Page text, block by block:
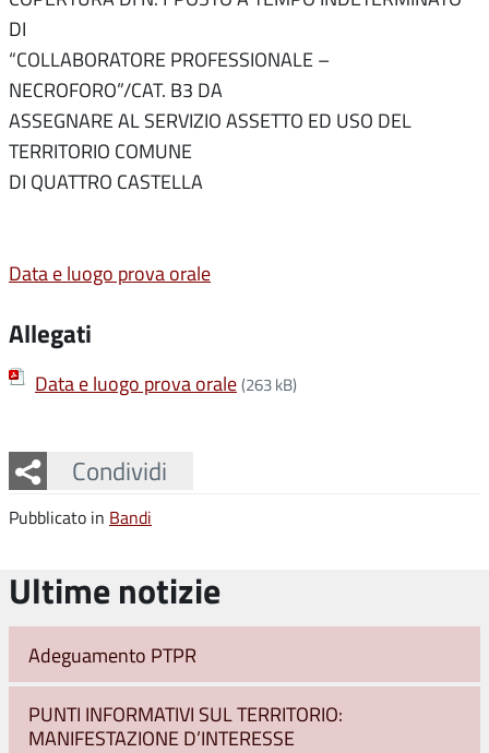
DI
“COLLABORATORE PROFESSIONALE –
NECROFORO”/CAT. B3 DA
ASSEGNARE AL SERVIZIO ASSETTO ED USO DEL
TERRITORIO COMUNE
DI QUATTRO CASTELLA
Data e luogo prova orale
Allegati
Data e luogo prova orale(263 kB)
Condividi
Facebook
Twitter
Whatsapp
Pubblicato in Bandi
Ultime notizie
Adeguamento PTPR
PUNTI INFORMATIVI SUL TERRITORIO:
MANIFESTAZIONE D’INTERESSE